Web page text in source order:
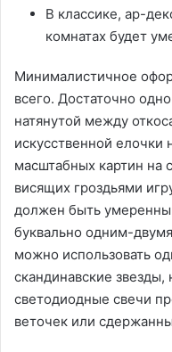
В классике, ар-
комнатах будет
Минималистичное
всего. Достаточно
натянутой между
искусственной елочки
масштабных картин на
висящих гроздьями
должен быть
буквально одним-
можно использовать
скандинавские
светодиодные свечи
веточек или